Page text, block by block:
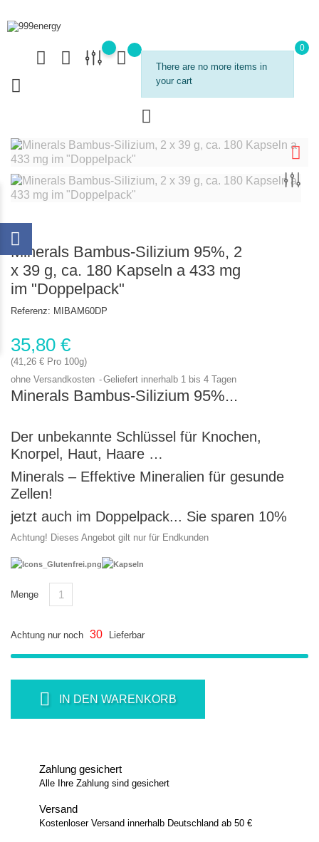
There are no more items in
your cart
0
Minerals Bambus-Silizium 95%, 2
x 39 g, ca. 180 Kapseln a 433 mg
im "Doppelpack"
Referenz: MIBAM60DP
35,80 €
(41,26 € Pro 100g)
ohne Versandkosten
Geliefert innerhalb 1 bis 4 Tagen
Minerals Bambus-Silizium 95%...
Der unbekannte Schlüssel für Knochen,
Knorpel, Haut, Haare …
Minerals – Effektive Mineralien für gesunde
Zellen!
jetzt auch im Doppelpack... Sie sparen 10%
Achtung! Dieses Angebot gilt nur für Endkunden
Menge
Achtung nur noch 30 Lieferbar
IN DEN WARENKORB
Zahlung gesichert
Alle Ihre Zahlung sind gesichert
Versand
Kostenloser Versand innerhalb Deutschland ab 50 €